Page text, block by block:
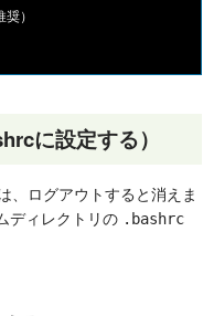
）
に設定する）
、ログアウトすると消えま
ディレクトリの .bashrc